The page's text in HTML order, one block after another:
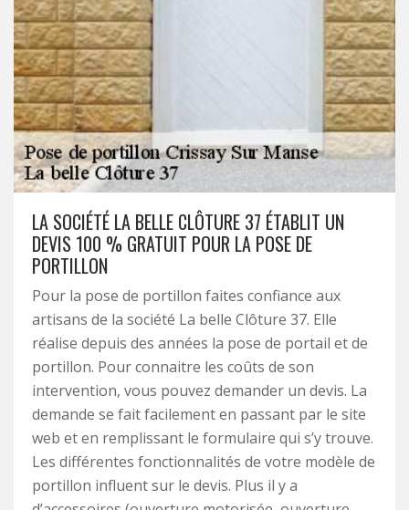
LA SOCIÉTÉ LA BELLE CLÔTURE 37 ÉTABLIT UN
DEVIS 100 % GRATUIT POUR LA POSE DE
PORTILLON
Pour la pose de portillon faites confiance aux
artisans de la société La belle Clôture 37. Elle
réalise depuis des années la pose de portail et de
portillon. Pour connaitre les coûts de son
intervention, vous pouvez demander un devis. La
demande se fait facilement en passant par le site
web et en remplissant le formulaire qui s’y trouve.
Les différentes fonctionnalités de votre modèle de
portillon influent sur le devis. Plus il y a